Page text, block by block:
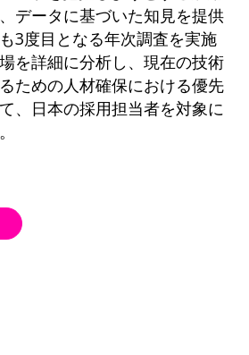
データに基づいた知見を提供
3度目となる年次調査を実施
を詳細に分析し、現在の技術
ための人材確保における優先
、日本の採用担当者を対象に